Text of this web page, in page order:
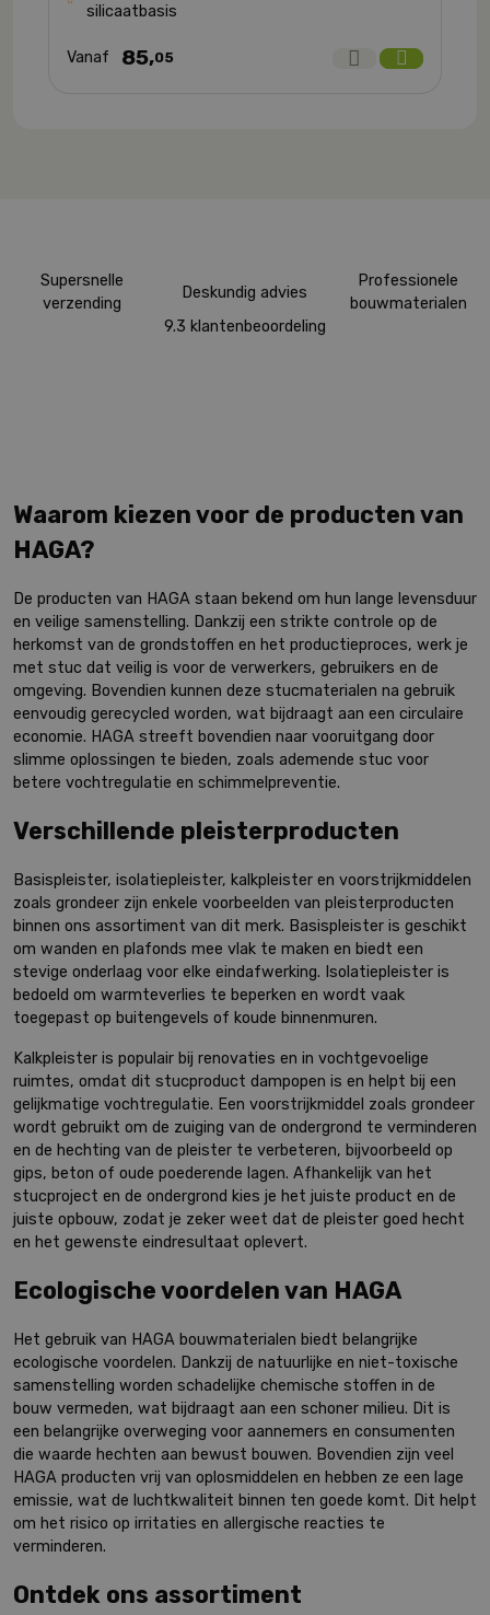
silicaatbasis
Vanaf 85,05
Supersnelle
verzending
Deskundig advies
Professionele
bouwmaterialen
9.3 klantenbeoordeling
Waarom kiezen voor de producten van
HAGA?
De producten van HAGA staan bekend om hun lange levensduur
en veilige samenstelling. Dankzij een strikte controle op de
herkomst van de grondstoffen en het productieproces, werk je
met stuc dat veilig is voor de verwerkers, gebruikers en de
omgeving. Bovendien kunnen deze stucmaterialen na gebruik
eenvoudig gerecycled worden, wat bijdraagt aan een circulaire
economie. HAGA streeft bovendien naar vooruitgang door
slimme oplossingen te bieden, zoals ademende stuc voor
betere vochtregulatie en schimmelpreventie.
Verschillende pleisterproducten
Basispleister, isolatiepleister, kalkpleister en voorstrijkmiddelen
zoals grondeer zijn enkele voorbeelden van pleisterproducten
binnen ons assortiment van dit merk. Basispleister is geschikt
om wanden en plafonds mee vlak te maken en biedt een
stevige onderlaag voor elke eindafwerking. Isolatiepleister is
bedoeld om warmteverlies te beperken en wordt vaak
toegepast op buitengevels of koude binnenmuren.
Kalkpleister is populair bij renovaties en in vochtgevoelige
ruimtes, omdat dit stucproduct dampopen is en helpt bij een
gelijkmatige vochtregulatie. Een voorstrijkmiddel zoals grondeer
wordt gebruikt om de zuiging van de ondergrond te verminderen
en de hechting van de pleister te verbeteren, bijvoorbeeld op
gips, beton of oude poederende lagen. Afhankelijk van het
stucproject en de ondergrond kies je het juiste product en de
juiste opbouw, zodat je zeker weet dat de pleister goed hecht
en het gewenste eindresultaat oplevert.
Ecologische voordelen van HAGA
Het gebruik van HAGA bouwmaterialen biedt belangrijke
ecologische voordelen. Dankzij de natuurlijke en niet-toxische
samenstelling worden schadelijke chemische stoffen in de
bouw vermeden, wat bijdraagt aan een schoner milieu. Dit is
een belangrijke overweging voor aannemers en consumenten
die waarde hechten aan bewust bouwen. Bovendien zijn veel
HAGA producten vrij van oplosmiddelen en hebben ze een lage
emissie, wat de luchtkwaliteit binnen ten goede komt. Dit helpt
om het risico op irritaties en allergische reacties te
verminderen.
Ontdek ons assortiment